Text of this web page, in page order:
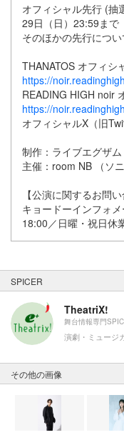
オフィシャル先行 (抽
29日（日）23:59まで
そのほかの先行につい
THANATOS オフィシ
https://
READING HIGH noir
https://
オフィシャルX（旧
制作：ライブエグザム
主催：room NB （ソ
【公演に関するお問い
キョードーインフォ
18:00／日曜・祝日休
SPICER
TheatriX!
舞台情報専門
演劇・ミュージ
その他の画像